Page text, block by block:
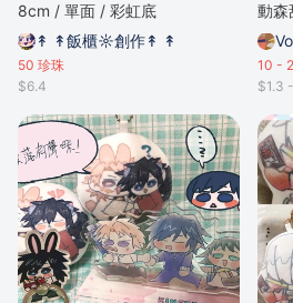
8cm / 單面 / 彩虹底
↟ ↟飯櫃☼創作↟ ↟
50 珍珠
$6.4
動森
10 -
$1.3